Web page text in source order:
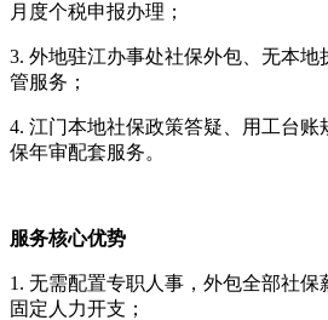
月度个税申报办理；
3. 外地驻江办事处社保外包、无本
管服务；
4. 江门本地社保政策答疑、用工台账
保年审配套服务。
服务核心优势
1. 无需配置专职人事，外包全部社
固定人力开支；